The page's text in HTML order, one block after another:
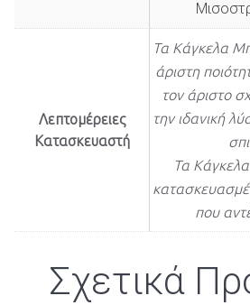
Λεπτομέρειες
Κατασκευαστή
Τα Κάγκελα
άριστη
τον άριστο
την ιδανική
Τα
που
Σχετικά